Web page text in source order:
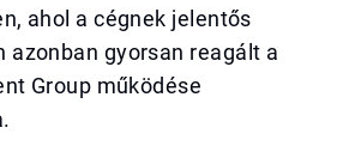
ahol a cégnek jelentős
azonban gyorsan reagált a
Group működése